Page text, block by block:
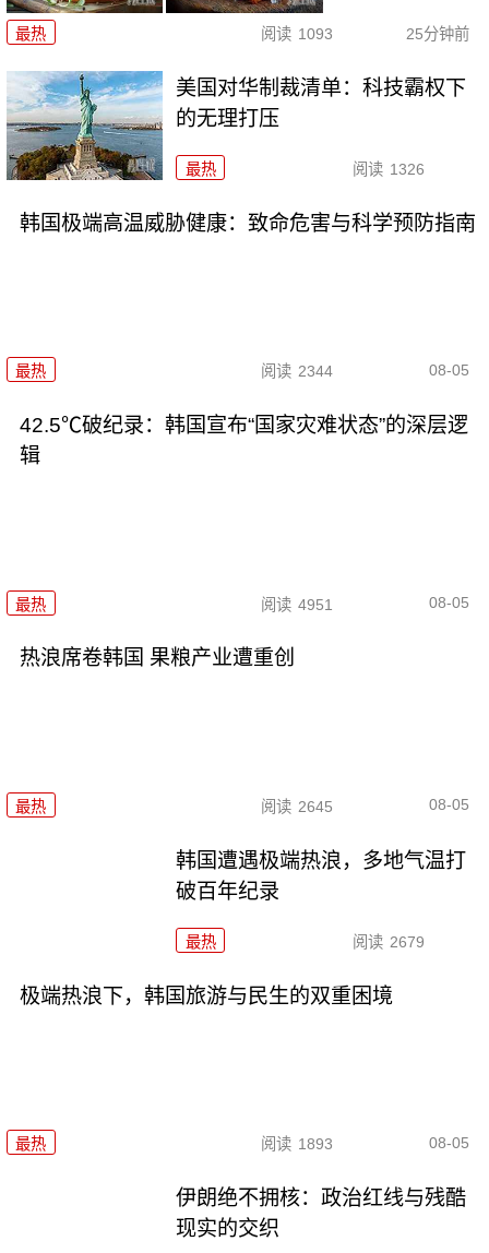
最热 阅读 1093 25分钟前
美国对华制裁清单：科技霸权下
的无理打压
最热 阅读 1326
韩国极端高温威胁健康：致命危害与科学预防指南
最热 阅读 2344 08-05
42.5℃破纪录：韩国宣布“国家灾难状态”的深层逻
辑
最热 阅读 4951 08-05
热浪席卷韩国 果粮产业遭重创
最热 阅读 2645 08-05
韩国遭遇极端热浪，多地气温打
破百年纪录
最热 阅读 2679
极端热浪下，韩国旅游与民生的双重困境
最热 阅读 1893 08-05
伊朗绝不拥核：政治红线与残酷
现实的交织